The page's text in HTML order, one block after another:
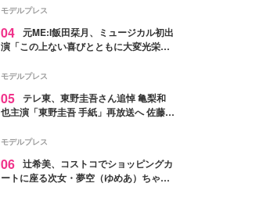
モデルプレス
04 元ME:I飯田栞月、ミュージカル初出
演「この上ない喜びとともに大変光栄」
ャスト発表
モデルプレス
05 テレ東、東野圭吾さん追悼 亀梨和
也主演「東野圭吾 手紙」再放送へ 佐藤隆
モデルプレス
06 辻希美、コストコでショッピングカ
ートに座る次女・夢空（ゆめあ）ちゃん